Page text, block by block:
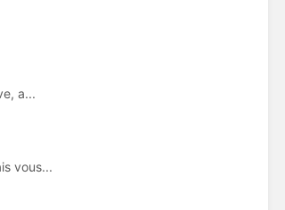
a...
vous...